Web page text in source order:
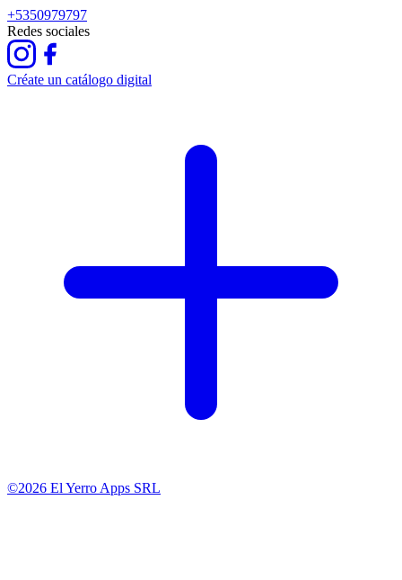
+5350979797
Redes sociales
Créate un catálogo digital
©2026 El Yerro Apps SRL